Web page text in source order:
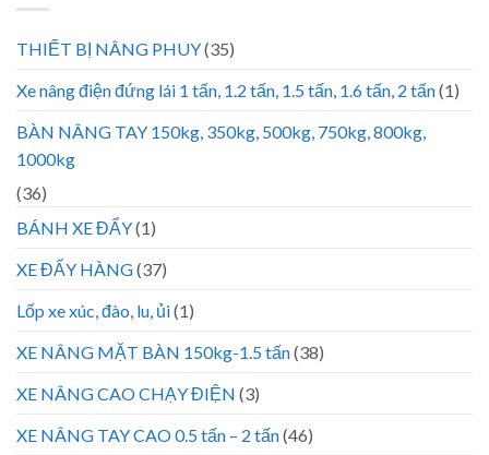
THIẾT BỊ NÂNG PHUY(35)
Xe nâng điện đứng lái 1 tấn, 1.2 tấn, 1.5 tấn, 1.6 tấn, 2 tấn(1)
BÀN NÂNG TAY 150kg, 350kg, 500kg, 750kg, 800kg,
1000kg
(36)
BÁNH XE ĐẨY(1)
XE ĐẨY HÀNG(37)
Lốp xe xúc, đào, lu, ủi(1)
XE NÂNG MẶT BÀN 150kg-1.5 tấn(38)
XE NÂNG CAO CHẠY ĐIỆN (3)
XE NÂNG TAY CAO 0.5 tấn – 2 tấn(46)